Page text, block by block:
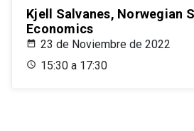
Kjell Salvanes, Norwegian
Economics
23 de Noviembre de 2022
15:30 a 17:30